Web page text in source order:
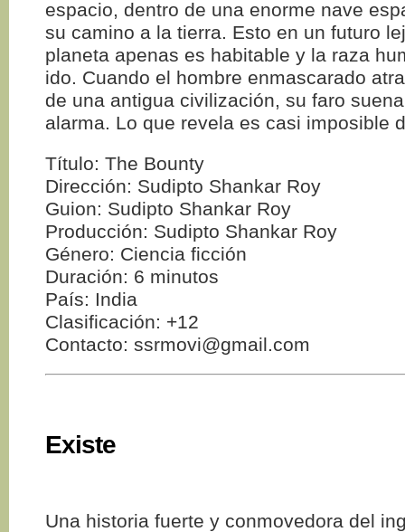
espacio, dentro de una enorme nave
su camino a la tierra. Esto en un futuro
planeta apenas es habitable y la raza
ido. Cuando el hombre enmascarado
de una antigua civilización, su faro
alarma. Lo que revela es casi imposible
Título: The Bounty
Dirección: Sudipto Shankar Roy
Guion: Sudipto Shankar Roy
Producción: Sudipto Shankar Roy
Género: Ciencia ficción
Duración: 6 minutos
País: India
Clasificación: +12
Contacto: ssrmovi@gmail.com
Existe
Una historia fuerte y conmovedora del